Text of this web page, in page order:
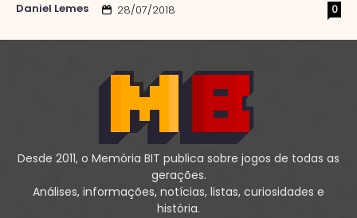
Daniel Lemes 28/07/2018 0
Desde 2011, o Memória BIT publica sobre jogos de todas as
gerações.
Análises, informações, notícias, listas, curiosidades e
história.